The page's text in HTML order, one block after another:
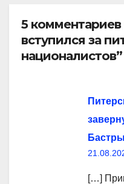
5
вступился за
националистов”
[…]